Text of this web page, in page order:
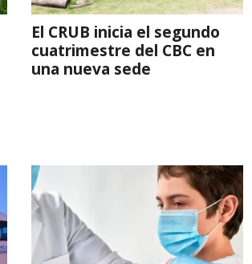
El CRUB inicia el segundo
cuatrimestre del CBC en
una nueva sede